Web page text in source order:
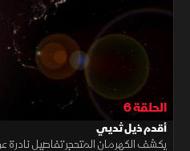
الحلقة 6
أقدم ذيل ثديي
يكشف الكهرمان المتحجر تفاصيل نادرة